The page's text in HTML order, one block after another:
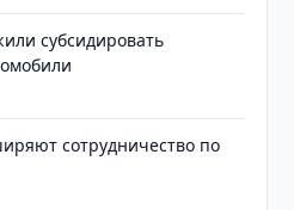
субсидировать
сотрудничество по